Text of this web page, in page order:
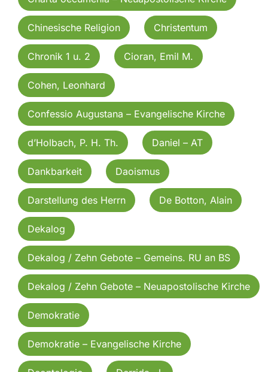
Chinesische Religion Christentum
Chronik 1 u. 2 Cioran, Emil M.
Cohen, Leonhard
Confessio Augustana – Evangelische Kirche
d’Holbach, P. H. Th. Daniel – AT
Dankbarkeit Daoismus
Darstellung des Herrn De Botton, Alain
Dekalog
Dekalog / Zehn Gebote – Gemeins. RU an BS
Dekalog / Zehn Gebote – Neuapostolische Kirche
Demokratie
Demokratie – Evangelische Kirche